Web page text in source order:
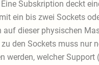
Subskription deckt
ein bis zwei Sockets
auf dieser physischen
den Sockets muss nur
werden, welcher Support